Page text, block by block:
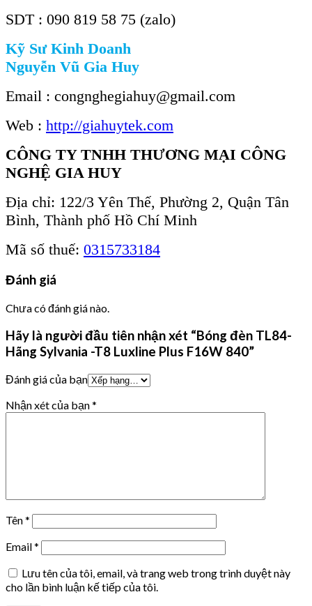
SDT : 090 819 58 75 (zalo)
Kỹ Sư Kinh Doanh
Nguyễn Vũ Gia Huy
Email : congnghegiahuy@gmail.com
Web : http://giahuytek.com
CÔNG TY TNHH THƯƠNG MẠI CÔNG
NGHỆ GIA HUY
Địa chỉ: 122/3 Yên Thế, Phường 2, Quận Tân
Bình, Thành phố Hồ Chí Minh
Mã số thuế: 0315733184
Đánh giá
Chưa có đánh giá nào.
Hãy là người đầu tiên nhận xét “Bóng đèn TL84-
Hãng Sylvania -T8 Luxline Plus F16W 840”
Đánh giá của bạn
Nhận xét của bạn*
Tên*
Email*
Lưu tên của tôi, email, và trang web trong trình duyệt này
cho lần bình luận kế tiếp của tôi.